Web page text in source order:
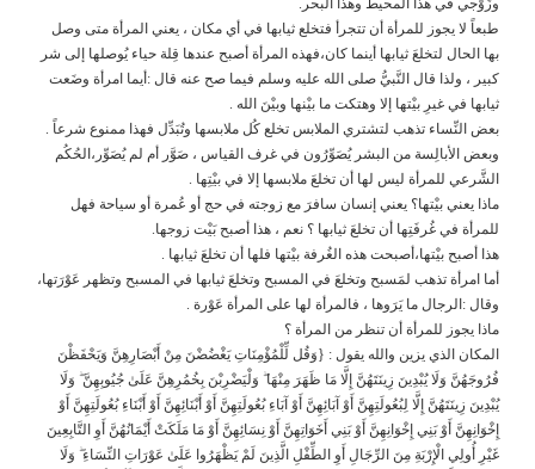
طبعاً لا يجوز للمرأة أن تتجرأ فتخلع ثيابها في أي مكان ، يعني المرأة متى وصل
بها الحال لتخلعَ ثيابها أينما كان،فهذه المرأة أصبح عندها قِلة حياء يُوصلها إلى شر
كبير ، ولذا قال النَّبيُّ صلى الله عليه وسلم فيما صح عنه قال :أيما امرأة وضَعت
ثيابها في غيرِ بيْتها إلا وهتكت ما بيْنها وبيْنَ الله .
بعض النِّساء تذهب لتشتري الملابس تخلع كُل ملابسها وتُبَدِّل فهذا ممنوع شرعاً .
وبعض الأبالِسة من البشر يُصَوِّرُون في غرف القياس ، صَوَّر أم لم يُصَوِّر،الحُكُم
الشَّرعي للمرأة ليس لها أن تخلعَ ملابسها إلا في بيْتِها .
ماذا يعني بيْتها؟ يعني إنسان سافرَ مع زوجته في حج أو عُمرة أو سياحة فهل
للمرأة في غُرفَتِها أن تخلعَ ثيابها ؟ نعم ، هذا أصبح بَيْت زوجها.
هذا أصبح بيْتها،أصبحت هذه الغُرفة بيْتها فلها أن تخلعَ ثيابها .
أما امرأة تذهب لمَسبح وتخلعَ في المسبح وتخلعَ ثيابها في المسبح وتظهر عَوْرَتها،
وقال :الرجال ما يَرَوها ، فالمرأة لها على المرأة عَوْرة .
ماذا يجوز للمرأة أن تنظر من المرأة ؟
المكان الذي يزين والله يقول : {وَقُل لِّلْمُؤْمِنَاتِ يَغْضُضْنَ مِنْ أَبْصَارِهِنَّ وَيَحْفَظْنَ
فُرُوجَهُنَّ وَلَا يُبْدِينَ زِينَتَهُنَّ إِلَّا مَا ظَهَرَ مِنْهَا ۖ وَلْيَضْرِبْنَ بِخُمُرِهِنَّ عَلَىٰ جُيُوبِهِنَّ ۖ وَلَا
يُبْدِينَ زِينَتَهُنَّ إِلَّا لِبُعُولَتِهِنَّ أَوْ آبَائِهِنَّ أَوْ آبَاءِ بُعُولَتِهِنَّ أَوْ أَبْنَائِهِنَّ أَوْ أَبْنَاءِ بُعُولَتِهِنَّ أَوْ
إِخْوَانِهِنَّ أَوْ بَنِي إِخْوَانِهِنَّ أَوْ بَنِي أَخَوَاتِهِنَّ أَوْ نِسَائِهِنَّ أَوْ مَا مَلَكَتْ أَيْمَانُهُنَّ أَوِ التَّابِعِينَ
غَيْرِ أُولِي الْإِرْبَةِ مِنَ الرِّجَالِ أَوِ الطِّفْلِ الَّذِينَ لَمْ يَظْهَرُوا عَلَىٰ عَوْرَاتِ النِّسَاءِ ۖ وَلَا